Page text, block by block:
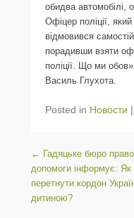
обидва автомобілі,
Офіцер поліції,
відмовився
порадивши взяти
поліції. Що ми
Василь Глухота.
Posted in Новости |
Post navigation
← Гадяцьке бюро
допомоги інформує: Як
перетнути кордон
дитиною?